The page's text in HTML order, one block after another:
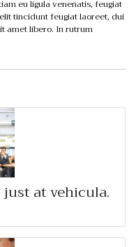
eu ligula venenatis, feugiat
tincidunt feugiat laoreet, dui
amet libero. In rutrum
at vehicula.